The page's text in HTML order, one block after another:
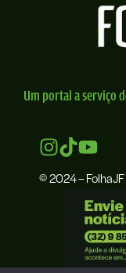
Um portal a serviço
© 2024 –